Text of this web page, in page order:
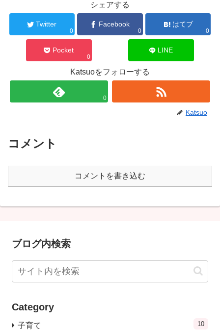
シェアする
Twitter
0
Facebook
0
はてブ
0
Pocket
0
LINE
Katsuoをフォローする
0
Katsuo
コメント
コメントを書き込む
ブログ内検索
Category
子育て 10